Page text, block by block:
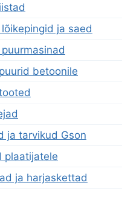
ja saed
betoonile
ja tarvikud Gson
plaatijatele
ja harjaskettad